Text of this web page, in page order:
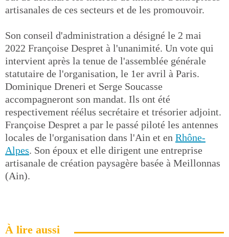
artisanales de ces secteurs et de les promouvoir.
Son conseil d'administration a désigné le 2 mai
2022 Françoise Despret à l'unanimité. Un vote qui
intervient après la tenue de l'assemblée générale
statutaire de l'organisation, le 1er avril à Paris.
Dominique Dreneri et Serge Soucasse
accompagneront son mandat. Ils ont été
respectivement réélus secrétaire et trésorier adjoint.
Françoise Despret a par le passé piloté les antennes
locales de l'organisation dans l'Ain et en Rhône-
Alpes. Son époux et elle dirigent une entreprise
artisanale de création paysagère basée à Meillonnas
(Ain).
À lire aussi